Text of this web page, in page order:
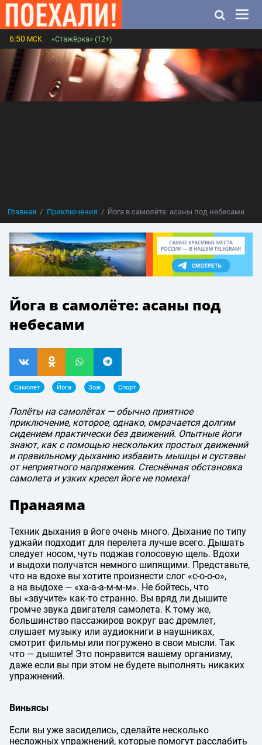
6:50 МСК «Стажёрка» (12+)
Главная Приключения Йога в самолёте: асаны под небесами
Йога в самолёте: асаны под
небесами
Самолет Йога Зож Спорт
Полёты на самолётах — обычно приятное
приключение, которое, однако, омрачается долгим
сидением практически без движений. Опытные йоги
знают, как с помощью нескольких простых движений
и правильному дыханию избавить мышцы и суставы
от неприятного напряжения. Стеснённая обстановка
самолета и узких кресел йоге не помеха!
Пранаяма
Техник дыхания в йоге очень много. Дыхание по типу
уджайи подходит для перелета лучше всего. Дышать
следует носом, чуть поджав голосовую щель. Вдохи
и выдохи получатся немного шипящими. Представьте,
что на вдохе вы хотите произнести слог «с-о-о-о»,
а на выдохе — «ха-а-а-м-м-м». Не бойтесь, что
вы «звучите» как-то странно. Вы вряд ли дышите
громче звука двигателя самолета. К тому же,
большинство пассажиров вокруг вас дремлет,
слушает музыку или аудиокниги в наушниках,
смотрит фильмы или погружено в свои мысли. Так
что — дышите! Это понравится вашему организму,
даже если вы при этом не будете выполнять никаких
упражнений.
Виньясы
Если вы уже засиделись, сделайте несколько
несложных упражнений, которые помогут расслабить